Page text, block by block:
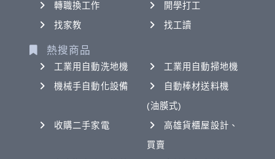
轉職換工作
開學打工
找家教
找工讀
熱搜商品
工業用自動洗地機
工業用自動掃地機
機械手自動化設備
自動棒材送料機
(油膜式)
收購二手家電
高雄貨櫃屋設計、
買賣